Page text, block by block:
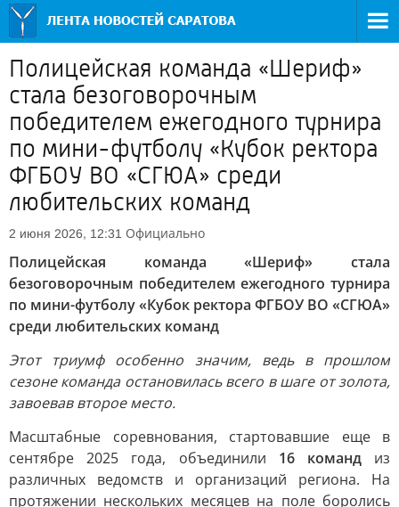
Полицейская команда «Шериф»
стала безоговорочным
победителем ежегодного турнира
по мини-футболу «Кубок ректора
ФГБОУ ВО «СГЮА» среди
любительских команд
2 июня 2026, 12:31 Официально
Полицейская команда «Шериф» стала
безоговорочным победителем ежегодного турнира
по мини-футболу «Кубок ректора ФГБОУ ВО «СГЮА»
среди любительских команд
Этот триумф особенно значим, ведь в прошлом
сезоне команда остановилась всего в шаге от золота,
завоевав второе место.
Масштабные соревнования, стартовавшие еще в
сентябре 2025 года, объединили 16 командиз
различных ведомств и организаций региона. На
протяжении нескольких месяцев на поле боролись